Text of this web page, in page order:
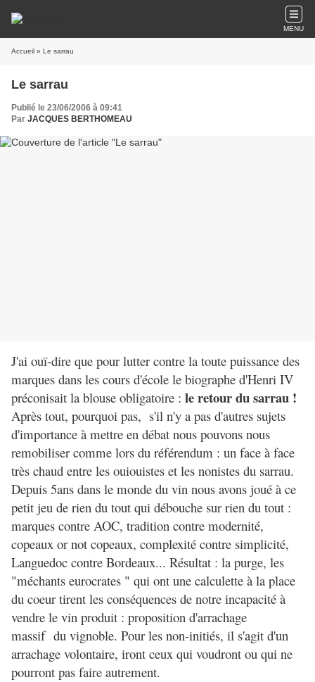
MENU
Accueil » Le sarrau
Le sarrau
Publié le 23/06/2006 à 09:41
Par JACQUES BERTHOMEAU
J'ai ouï-dire que pour lutter contre la toute puissance des
marques dans les cours d'école le biographe d'Henri IV
préconisait la blouse obligatoire : le retour du sarrau !
Après tout, pourquoi pas, s'il n'y a pas d'autres sujets
d'importance à mettre en débat nous pouvons nous
remobiliser comme lors du référendum : un face à face
très chaud entre les ouiouistes et les nonistes du sarrau.
Depuis 5ans dans le monde du vin nous avons joué à ce
petit jeu de rien du tout qui débouche sur rien du tout :
marques contre AOC, tradition contre modernité,
copeaux or not copeaux, complexité contre simplicité,
Languedoc contre Bordeaux... Résultat : la purge, les
"méchants eurocrates " qui ont une calculette à la place
du coeur tirent les conséquences de notre incapacité à
vendre le vin produit : proposition d'arrachage
massif du vignoble. Pour les non-initiés, il s'agit d'un
arrachage volontaire, iront ceux qui voudront ou qui ne
pourront pas faire autrement.